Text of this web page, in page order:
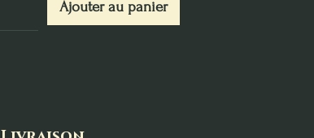
Ajouter au panier